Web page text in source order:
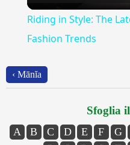
Riding in Style: The
Fashion Trends
‹ Mānĭa
Sfoglia
A B C D E F G